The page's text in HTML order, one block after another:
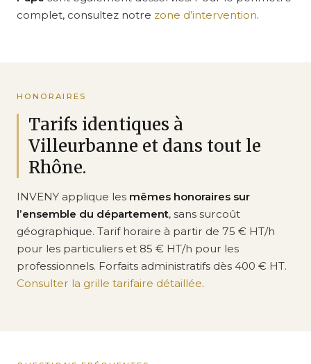
complet, consultez notre zone d’intervention.
HONORAIRES
Tarifs identiques à
Villeurbanne et dans tout le
Rhône.
INVENY applique les mêmes honoraires sur
l’ensemble du département, sans surcoût
géographique. Tarif horaire à partir de 75 € HT/h
pour les particuliers et 85 € HT/h pour les
professionnels. Forfaits administratifs dès 400 € HT.
Consulter la grille tarifaire détaillée.